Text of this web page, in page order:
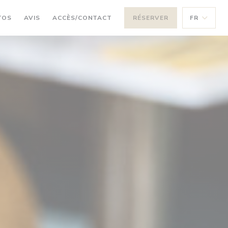
AVIS ACCÈS/CONTACT RÉSERVER FR